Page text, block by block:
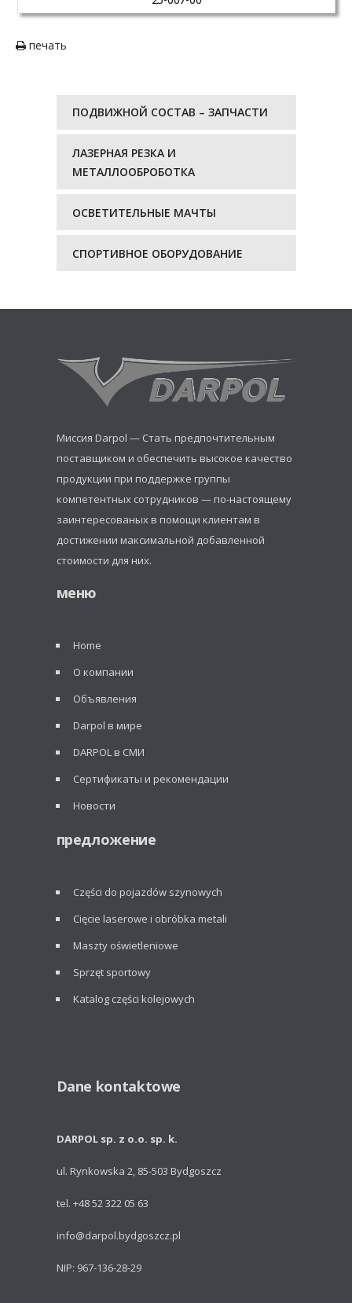
печать
ПОДВИЖНОЙ СОСТАВ – ЗАПЧАСТИ
ЛАЗЕРНАЯ РЕЗКА И
МЕТАЛЛООБРОБОТКА
ОСВЕТИТЕЛЬНЫЕ МАЧТЫ
СПОРТИВНОЕ ОБОРУДОВАНИЕ
Миссия Darpol — Стать предпочтительным
поставщиком и обеспечить высокое качество
продукции при поддержке группы
компетентных сотрудников — по-настоящему
заинтересованых в помощи клиентам в
достижении максимальной добавленной
стоимости для них.
меню
Home
О компании
Объявления
Darpol в мире
DARPOL в СМИ
Сертификаты и рекомендации
Новости
предложение
Części do pojazdów szynowych
Cięcie laserowe i obróbka metali
Maszty oświetleniowe
Sprzęt sportowy
Katalog części kolejowych
Dane kontaktowe
DARPOL sp. z o.o. sp. k.
ul. Rynkowska 2, 85-503 Bydgoszcz
tel. +48 52 322 05 63
info@darpol.bydgoszcz.pl
NIP: 967-136-28-29